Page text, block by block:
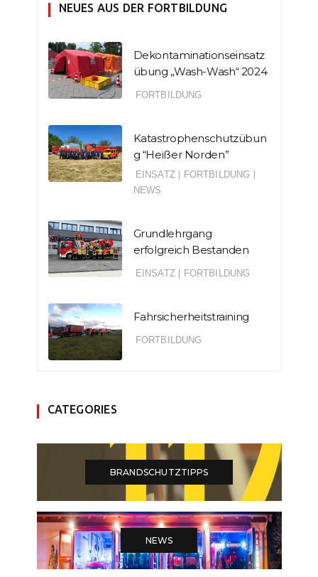
NEUES AUS DER FORTBILDUNG
Dekontaminationseinsatz
übung „Wash-Wash“ 2024
FORTBILDUNG
Katastrophenschutzübun
g “Heißer Norden”
EINSATZ FORTBILDUNG
NEWS
Grundlehrgang
erfolgreich Bestanden
EINSATZ FORTBILDUNG
Fahrsicherheitstraining
FORTBILDUNG
CATEGORIES
BRANDSCHUTZTIPPS
NEWS